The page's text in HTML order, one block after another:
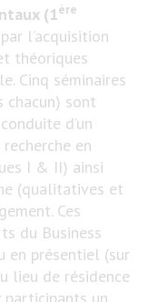
(1ère
l’acquisition
théoriques
Cinq séminaires
chacun) sont
d’un
en
I & II) ainsi
(qualitatives et
Ces
du Business
en présentiel (sur
lieu de résidence